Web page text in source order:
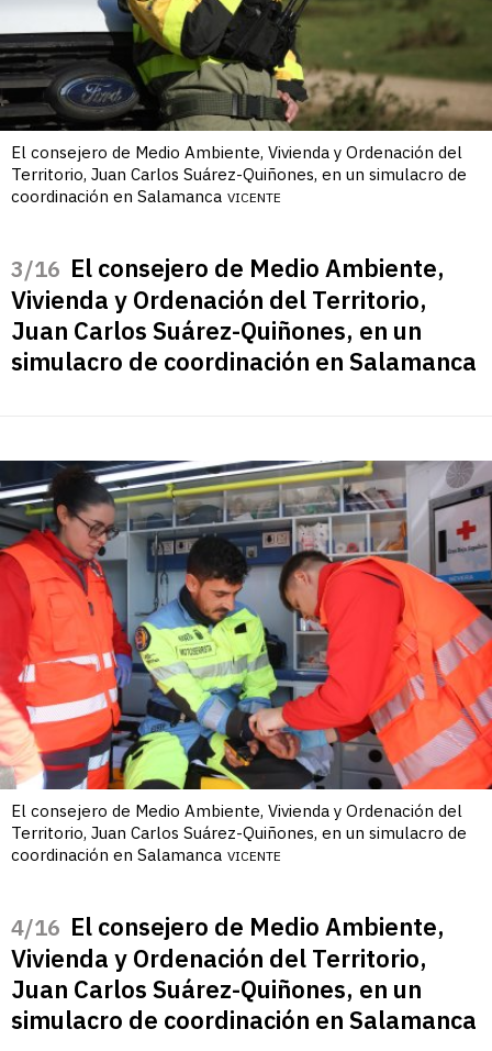
El consejero de Medio Ambiente, Vivienda y Ordenación del
Territorio, Juan Carlos Suárez-Quiñones, en un simulacro de
coordinación en Salamanca VICENTE
/16 El consejero de Medio Ambiente,
Vivienda y Ordenación del Territorio,
Juan Carlos Suárez-Quiñones, en un
simulacro de coordinación en Salamanca
El consejero de Medio Ambiente, Vivienda y Ordenación del
Territorio, Juan Carlos Suárez-Quiñones, en un simulacro de
coordinación en Salamanca VICENTE
/16 El consejero de Medio Ambiente,
Vivienda y Ordenación del Territorio,
Juan Carlos Suárez-Quiñones, en un
simulacro de coordinación en Salamanca